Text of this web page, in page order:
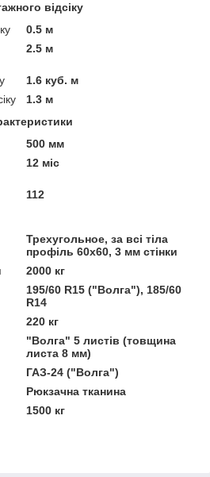
відсіку
0.5 м
2.5 м
1.6 куб. м
1.3 м
500 мм
12 міс
112
Трехугольное, за всі тіла
профіль 60х60, 3 мм стінки
2000 кг
195/60 R15 ("Волга"), 185/60
R14
220 кг
"Волга" 5 листів (товщина
листа 8 мм)
ГАЗ-24 ("Волга")
Рюкзачна тканина
1500 кг